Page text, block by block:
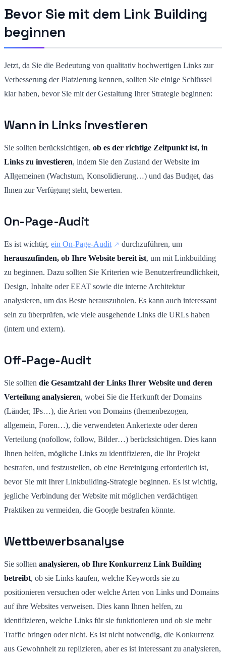
Bevor Sie mit dem Link Building
beginnen
Jetzt, da Sie die Bedeutung von qualitativ hochwertigen Links zur
Verbesserung der Platzierung kennen, sollten Sie einige Schlüssel
klar haben, bevor Sie mit der Gestaltung Ihrer Strategie beginnen:
Wann in Links investieren
Sie sollten berücksichtigen, ob es der richtige Zeitpunkt ist, in
Links zu investieren, indem Sie den Zustand der Website im
Allgemeinen (Wachstum, Konsolidierung…) und das Budget, das
Ihnen zur Verfügung steht, bewerten.
On-Page-Audit
Es ist wichtig, ein On-Page-Audit
durchzuführen, um
herauszufinden, ob Ihre Website bereit ist, um mit Linkbuilding
zu beginnen. Dazu sollten Sie Kriterien wie Benutzerfreundlichkeit,
Design, Inhalte oder EEAT sowie die interne Architektur
analysieren, um das Beste herauszuholen. Es kann auch interessant
sein zu überprüfen, wie viele ausgehende Links die URLs haben
(intern und extern).
Off-Page-Audit
Sie sollten die Gesamtzahl der Links Ihrer Website und deren
Verteilung analysieren, wobei Sie die Herkunft der Domains
(Länder, IPs…), die Arten von Domains (themenbezogen,
allgemein, Foren…), die verwendeten Ankertexte oder deren
Verteilung (nofollow, follow, Bilder…) berücksichtigen. Dies kann
Ihnen helfen, mögliche Links zu identifizieren, die Ihr Projekt
bestrafen, und festzustellen, ob eine Bereinigung erforderlich ist,
bevor Sie mit Ihrer Linkbuilding-Strategie beginnen. Es ist wichtig,
jegliche Verbindung der Website mit möglichen verdächtigen
Praktiken zu vermeiden, die Google bestrafen könnte.
Wettbewerbsanalyse
Sie sollten analysieren, ob Ihre Konkurrenz Link Building
betreibt, ob sie Links kaufen, welche Keywords sie zu
positionieren versuchen oder welche Arten von Links und Domains
auf ihre Websites verweisen. Dies kann Ihnen helfen, zu
identifizieren, welche Links für sie funktionieren und ob sie mehr
Traffic bringen oder nicht. Es ist nicht notwendig, die Konkurrenz
aus Gewohnheit zu replizieren, aber es ist interessant zu analysieren,